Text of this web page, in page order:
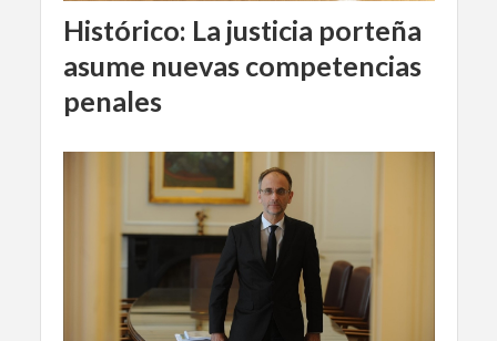
Histórico: La justicia porteña
asume nuevas competencias
penales